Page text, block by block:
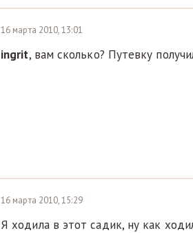
16 марта 2010, 13:01
ingrit, вам сколько? Путевку
16 марта 2010, 15:29
Я ходила в этот садик, ну как